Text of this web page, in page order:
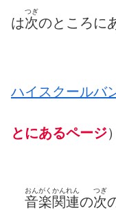
は次
つぎ
のところに
ハイスクールバ
とにあるページ）
音楽関連
おんがくかんれん
の次
つぎ